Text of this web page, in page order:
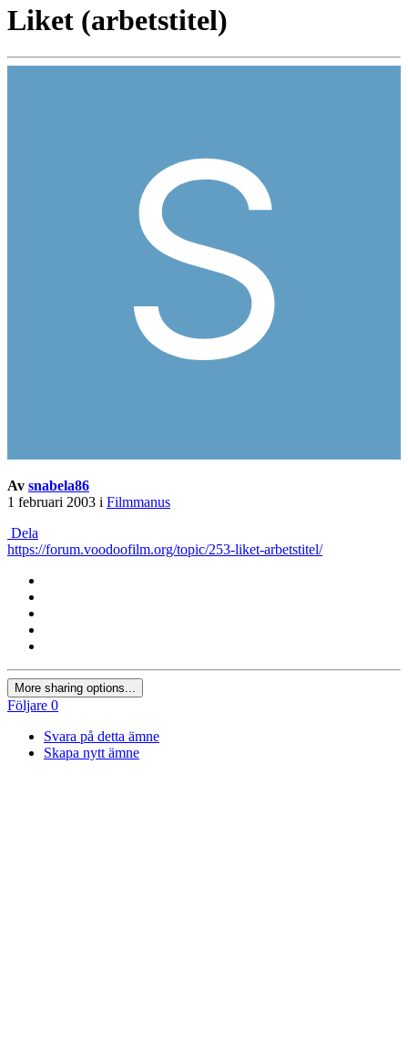
Liket (arbetstitel)
Av snabela86
1 februari 2003 i Filmmanus
Dela
https://forum.voodoofilm.org/topic/253-liket-arbetstitel/
More sharing options...
Följare 0
Svara på detta ämne
Skapa nytt ämne